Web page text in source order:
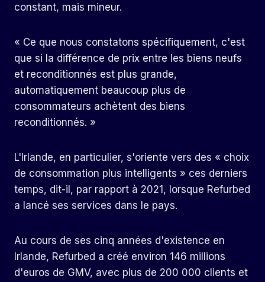
constant, mais mineur.
« Ce que nous constatons spécifiquement, c'est
que si la différence de prix entre les biens neufs
et reconditionnés est plus grande,
automatiquement beaucoup plus de
consommateurs achètent des biens
reconditionnés. »
L'Irlande, en particulier, s'oriente vers des « choix
de consommation plus intelligents » ces derniers
temps, dit-il, par rapport à 2021, lorsque Refurbed
a lancé ses services dans le pays.
Au cours de ses cinq années d'existence en
Irlande, Refurbed a créé environ 146 millions
d'euros de GMV, avec plus de 200 000 clients et